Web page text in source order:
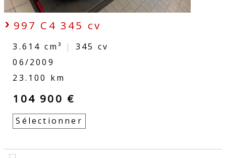
997 C4 345 cv
3.614 cm³ | 345 cv
06/2009
23.100 km
104 900 €
Sélectionner